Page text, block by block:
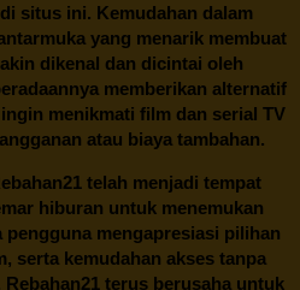
situs ini. Kemudahan dalam
yang menarik membuat
dikenal dan dicintai oleh
memberikan alternatif
menikmati film dan serial TV
atau biaya tambahan.
telah menjadi tempat
hiburan untuk menemukan
mengapresiasi pilihan
serta kemudahan akses tanpa
Rebahan21terus berusaha untuk